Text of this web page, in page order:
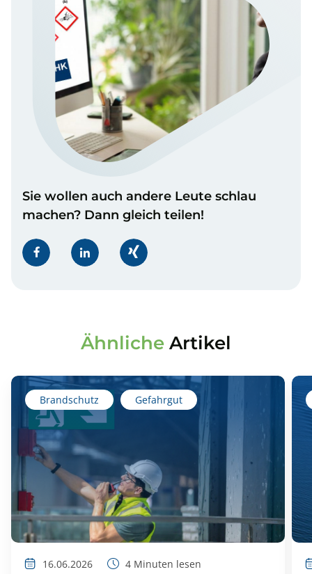
Sie wollen auch andere Leute schlau
machen? Dann gleich teilen!
Ähnliche Artikel
Brandschutz Gefahrgut
16.06.2026 4 Minuten lesen